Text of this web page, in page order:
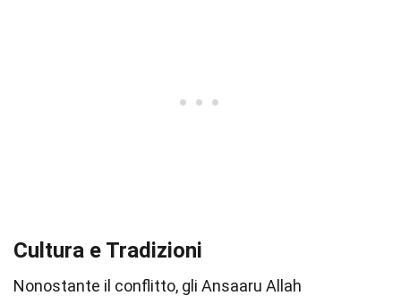
Cultura e Tradizioni
Nonostante il conflitto, gli Ansaaru Allah